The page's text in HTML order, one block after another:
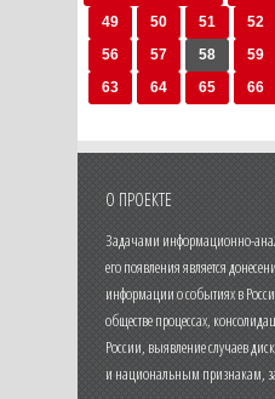
49
50 51 52
56
57 58 59
63
64 65 66
О ПРОЕКТЕ
Задачами информационно-
его появления является
информации о событиях в
обществе процессах,
России, выявление случаев
и национальным признакам,